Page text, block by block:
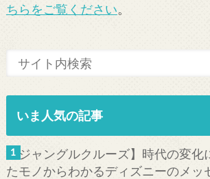
ちらをご覧ください。
いま人気の記事
【ジャングルクルーズ】時代の変化
たモノからわかるディズニーのメッ